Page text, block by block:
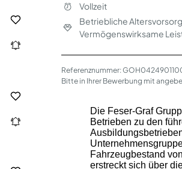
Vollzeit
Betriebliche
Vermögenswirksame
Referenznummer:
Bitte in Ihrer Bewerbung mit